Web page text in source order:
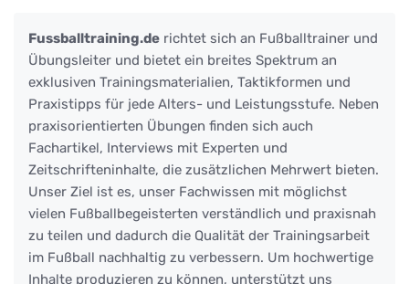
Fussballtraining.de richtet sich an Fußballtrainer und
Übungsleiter und bietet ein breites Spektrum an
exklusiven Trainingsmaterialien, Taktikformen und
Praxistipps für jede Alters- und Leistungsstufe. Neben
praxisorientierten Übungen finden sich auch
Fachartikel, Interviews mit Experten und
Zeitschrifteninhalte, die zusätzlichen Mehrwert bieten.
Unser Ziel ist es, unser Fachwissen mit möglichst
vielen Fußballbegeisterten verständlich und praxisnah
zu teilen und dadurch die Qualität der Trainingsarbeit
im Fußball nachhaltig zu verbessern. Um hochwertige
Inhalte produzieren zu können, unterstützt uns